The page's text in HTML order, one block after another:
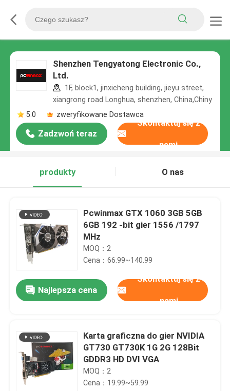
Shenzhen Tengyatong Electronic Co.,
Ltd.
1F, block1, jinxicheng building, jieyu street,
xiangrong road Longhua, shenzhen, China,Chiny
5.0
zweryfikowane Dostawca
Zadzwoń teraz
Skontaktuj się z
nami
produkty O nas
Pcwinmax GTX 1060 3GB 5GB
6GB 192 -bit gier 1556 /1797
MHz
MOQ：2
Cena：66.99~140.99
Najlepsza cena
Skontaktuj się z
nami
Karta graficzna do gier NVIDIA
GT730 GT730K 1G 2G 128Bit
GDDR3 HD DVI VGA
MOQ：2
Cena：19.99~59.99